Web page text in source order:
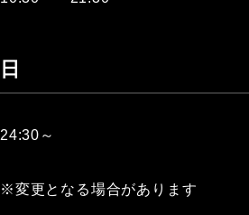
日
24:30～
※変更となる場合があります